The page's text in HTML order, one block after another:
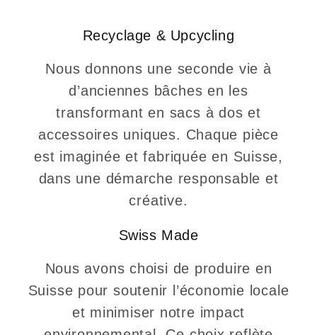
Recyclage & Upcycling
Nous donnons une seconde vie à
d’anciennes bâches en les
transformant en sacs à dos et
accessoires uniques. Chaque pièce
est imaginée et fabriquée en Suisse,
dans une démarche responsable et
créative.
Swiss Made
Nous avons choisi de produire en
Suisse pour soutenir l’économie locale
et minimiser notre impact